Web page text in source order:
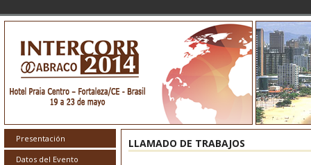
Presentación
Datos del Evento
LLAMADO DE TRABAJOS